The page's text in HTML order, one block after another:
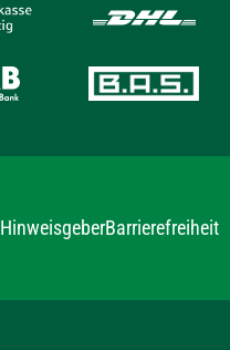
HinweisgeberBarrierefreiheit